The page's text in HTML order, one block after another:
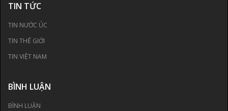
TIN TỨC
TIN NƯỚC ÚC
TIN THẾ GIỚI
TIN VIỆT NAM
BÌNH LUẬN
BÌNH LUẬN